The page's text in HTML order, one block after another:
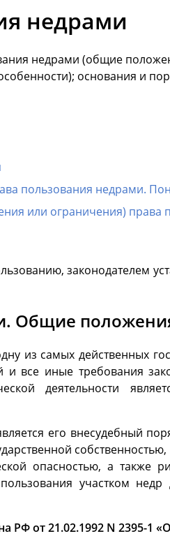
недрами
недрами (общие
основания и
пользования недрами.
или ограничения) права
законодателем
Общие
из самых действенных
и все иные требования
деятельности
его внесудебный
опасностью, а также
участком
РФ от 21.02.1992 N 2395-1